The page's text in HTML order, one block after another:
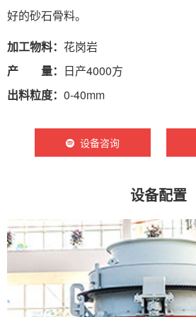
好的砂石骨料。
加工物料： 花岗岩
产 量： 日产4000方
出料粒度： 0-40mm
设备咨询
设备配置